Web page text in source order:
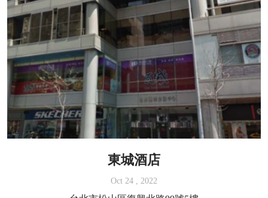
東城酒店
Oct 24 , 2022